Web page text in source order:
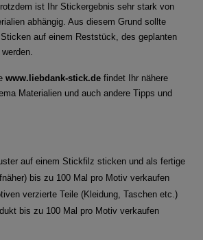
ist Ihr Stickergebnis sehr stark von
abhängig. Aus diesem Grund sollte
auf einem Reststück, des geplanten
www.liebdank-stick.de findet Ihr nähere
Materialien und auch andere Tipps und
auf einem Stickfilz sticken und als fertige
bis zu 100 Mal pro Motiv verkaufen
verzierte Teile (Kleidung, Taschen etc.)
bis zu 100 Mal pro Motiv verkaufen